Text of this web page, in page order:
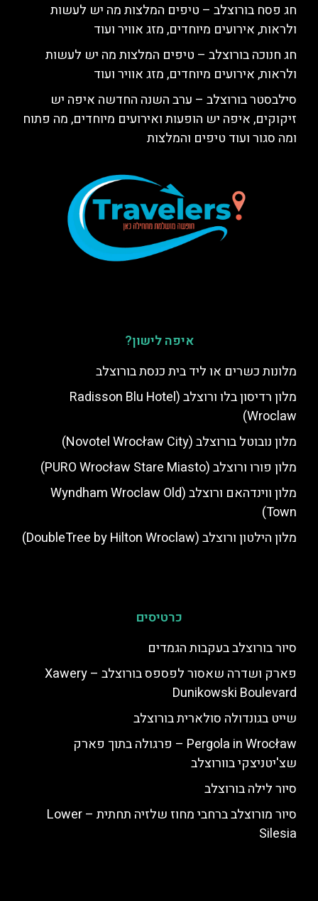
חג פסח בורוצלב – טיפים המלצות מה יש לעשות
ולראות, אירועים מיוחדים, מזג אוויר ועוד
חג חנוכה בורוצלב – טיפים המלצות מה יש לעשות
ולראות, אירועים מיוחדים, מזג אוויר ועוד
סילבסטר בורוצלב – ערב השנה החדשה איפה יש
זיקוקים, איפה יש הופעות ואירועים מיוחדים, מה פתוח
ומה סגור ועוד טיפים והמלצות
איפה לישון?
מלונות כשרים או ליד בית כנסת בורוצלב
מלון רדיסון בלו ורוצלב (Radisson Blu Hotel
Wroclaw)
מלון נובוטל בורוצלב (Novotel Wrocław City)
מלון פורו ורוצלב (PURO Wrocław Stare Miasto)
מלון ווינדהאם ורוצלב (Wyndham Wroclaw Old
Town)
מלון הילטון ורוצלב (DoubleTree by Hilton Wroclaw)
כרטיסים
סיור בורוצלב בעקבות הגמדים
פארק ושדרה שאסור לפספס בורוצלב – Xawery
Dunikowski Boulevard
שייט בגונדולה סולארית בורוצלב
Pergola in Wrocław – פרגולה בתוך פארק
שצ'יטניצקי בוורוצלב
סיור לילה בורוצלב
סיור מורוצלב ברחבי מחוז שלזיה תחתית – Lower
Silesia